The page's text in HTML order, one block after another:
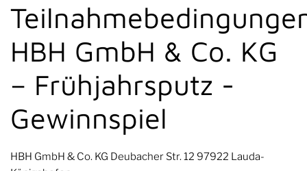
HBH GmbH & Co. KG
– Frühjahrsputz -
Gewinnspiel
HBH GmbH & Co. KG Deubacher Str. 12 97922 Lauda-